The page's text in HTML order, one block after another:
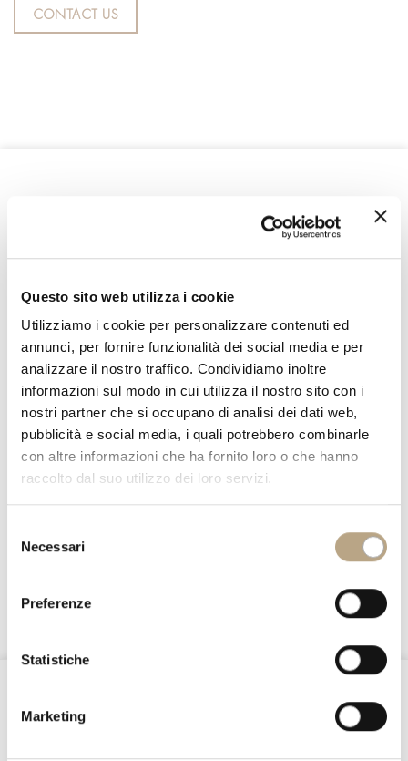
Questo sito web utilizza i cookie
Utilizziamo i cookie per personalizzare contenuti ed
annunci, per fornire funzionalità dei social media e per
analizzare il nostro traffico. Condividiamo inoltre
informazioni sul modo in cui utilizza il nostro sito con i
nostri partner che si occupano di analisi dei dati web,
pubblicità e social media, i quali potrebbero combinarle
con altre informazioni che ha fornito loro o che hanno
raccolto dal suo utilizzo dei loro servizi.
delNecessari
Preferenze
Statistiche
Marketing
CONTACT US